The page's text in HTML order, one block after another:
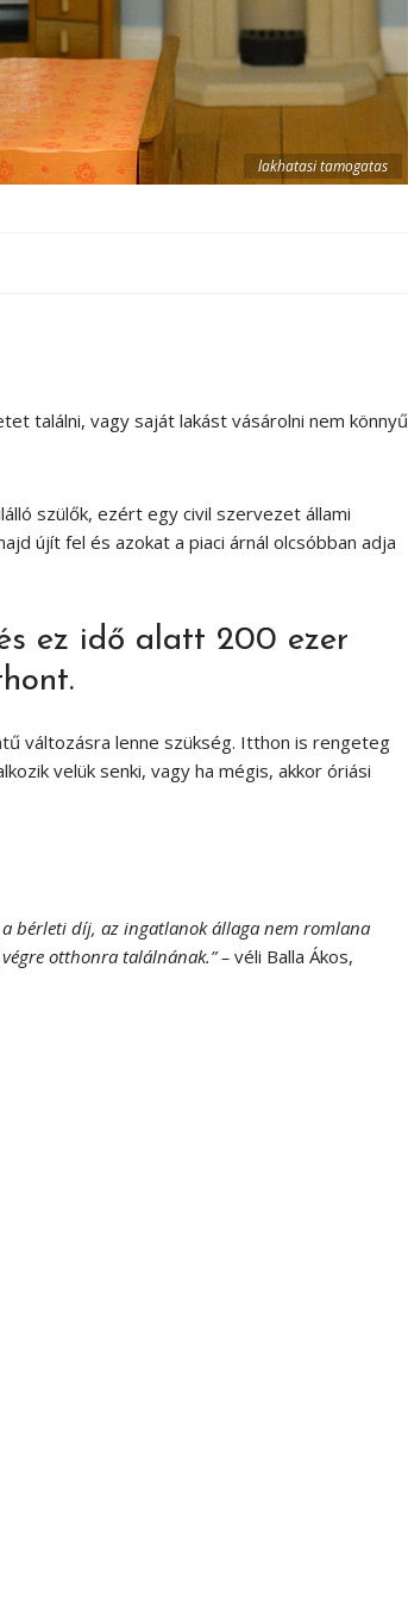
lakhatasi tamogatas
találni, vagy saját lakást vásárolni nem könnyű
szülők, ezért egy civil szervezet állami
újít fel és azokat a piaci árnál olcsóbban adja
ez idő alatt 200 ezer
változásra lenne szükség. Itthon is rengeteg
velük senki, vagy ha mégis, akkor óriási
bérleti díj, az ingatlanok állaga nem romlana
otthonra találnának.” –véli Balla Ákos,